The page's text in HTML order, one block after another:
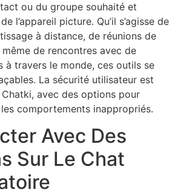
ou du groupe souhaité et
l’appareil picture. Qu’il s’agisse de
à distance, de réunions de
de rencontres avec de
à travers le monde, ces outils se
La sécurité utilisateur est
avec des options pour
comportements inappropriés.
Avec Des
Sur Le Chat